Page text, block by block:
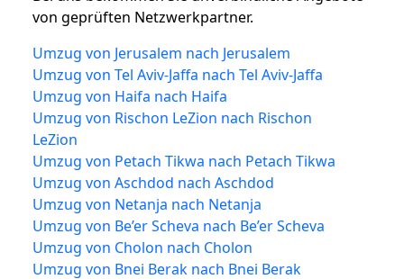
von geprüften Netzwerkpartner.
Umzug von Jerusalem nach Jerusalem
Umzug von Tel Aviv-Jaffa nach Tel Aviv-Jaffa
Umzug von Haifa nach Haifa
Umzug von Rischon LeZion nach Rischon
LeZion
Umzug von Petach Tikwa nach Petach Tikwa
Umzug von Aschdod nach Aschdod
Umzug von Netanja nach Netanja
Umzug von Be’er Scheva nach Be’er Scheva
Umzug von Cholon nach Cholon
Umzug von Bnei Berak nach Bnei Berak